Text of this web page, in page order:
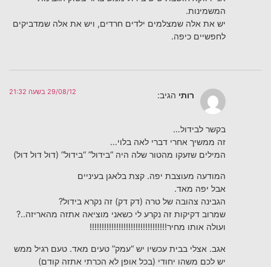
המשמינות.
יש את אלה שמצלמים ילדים חרדים, ויש את אלה שמדביקים
לחפשיים כיפה.
רותי הגיב: 29/08/12 בשעה 21:32
בקשר לבידול…
זה ממשיך אחרי דברי לאה בלוי…
המילים שזעקו מהטור שלה היה “בידול” “בידול” (דול דול דול)
המודעה מעוצבת יפה. קצת בלאגן בעיניים
אבל יפה מאד.
הגבינה צהובה של טרה (דק דק) זה נקרא בידול?
שמרוב דקיקות זה נקרע לי כשאני מוציאה אתזה מהאריזה..?
ועולה אותו מחיר!!!!!!!!!!!!!!!!!!!!!!!!!!!!!!!!
אגב. אצלי בבית עכשיו יש “עמק” טעים מאד. טעם רגיל ממש
יש לכם משהו יחודי (בכל אופן לא הכרתי אתזה קודם)